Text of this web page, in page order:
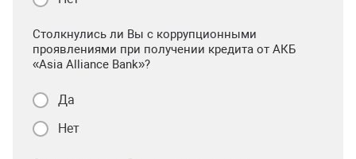
Столкнулись ли Вы с коррупционными
проявлениями при получении кредита от АКБ
«Asia Alliance Bank»?
Да
Нет